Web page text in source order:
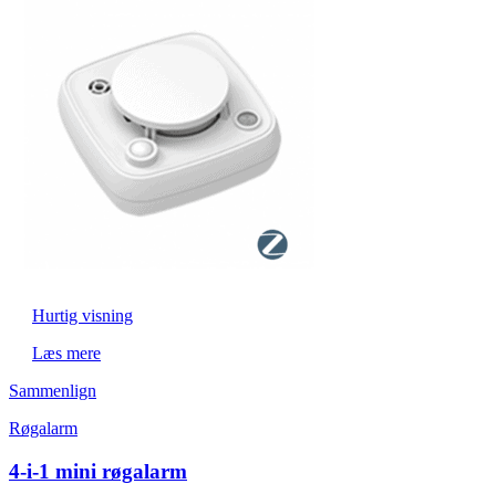
Hurtig visning
Læs mere
Sammenlign
Røgalarm
4-i-1 mini røgalarm